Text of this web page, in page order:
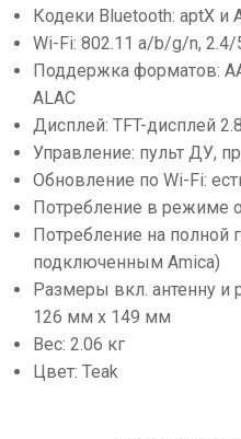
Кодеки Bluetooth: aptX и
Wi-Fi: 802.11 a/b/g/n, 2.4/
Поддержка форматов:
ALAC
Дисплей: TFT-дисплей
Управление: пульт ДУ,
Обновление по Wi-Fi:
Потребление в режиме
Потребление на полной
подключенным Amica)
Размеры вкл. антенну и
126 мм x 149 мм
Вес: 2.06 кг
Цвет: Teak